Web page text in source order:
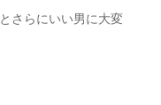
さらにいい男に大変